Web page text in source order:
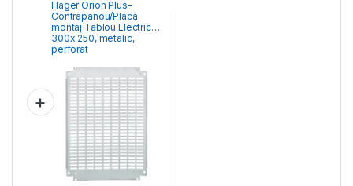
Tablouri Cofrete &
Dulapuri Electrice
Hager Orion Plus-
Contrapanou/Placa
montaj Tablou Electric
300x 250, metalic,
perforat